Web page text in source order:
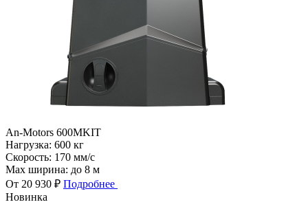
An-Motors 600MKIT
Нагрузка: 600 кг
Скорость: 170 мм/с
Max ширина: до 8 м
От 20 930 ₽ Подробнее
Новинка